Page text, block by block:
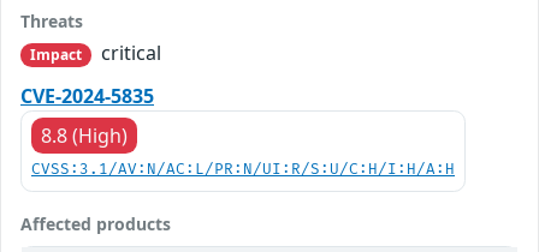
Threats
Impact
critical
CVE-2024-5835
8.8 (High)
CVSS:3.1/AV:N/AC:L/PR:N/UI:R/S:U/C:H/I:H/A:H
Affected products